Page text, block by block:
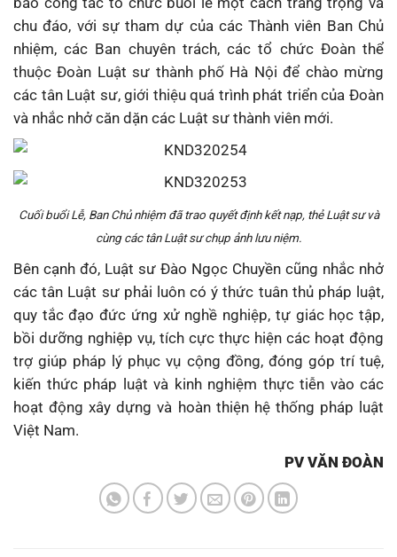
chu đáo, với sự tham dự của các Thành viên Ban Chủ
nhiệm, các Ban chuyên trách, các tổ chức Đoàn thể
thuộc Đoàn Luật sư thành phố Hà Nội để chào mừng
các tân Luật sư, giới thiệu quá trình phát triển của Đoàn
và nhắc nhở căn dặn các Luật sư thành viên mới.
Cuối buổi Lễ, Ban Chủ nhiệm đã trao quyết định kết nạp, thẻ Luật sư và
cùng các tân Luật sư chụp ảnh lưu niệm.
Bên cạnh đó, Luật sư Đào Ngọc Chuyền cũng nhắc nhở
các tân Luật sư phải luôn có ý thức tuân thủ pháp luật,
quy tắc đạo đức ứng xử nghề nghiệp, tự giác học tập,
bồi dưỡng nghiệp vụ, tích cực thực hiện các hoạt động
trợ giúp pháp lý phục vụ cộng đồng, đóng góp trí tuệ,
kiến thức pháp luật và kinh nghiệm thực tiễn vào các
hoạt động xây dựng và hoàn thiện hệ thống pháp luật
Việt Nam.
PV VĂN ĐOÀN